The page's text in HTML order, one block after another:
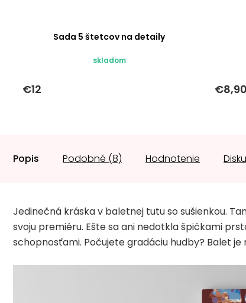
Sada 5 štetcov na detaily
skladom
€12 €8,90
Popis Podobné (8) Hodnotenie
Jedinečná kráska v baletnej tutu so sušienkou.
svoju premiéru. Ešte sa ani nedotkla špičkami
schopnosťami. Počujete gradáciu hudby? Balet je